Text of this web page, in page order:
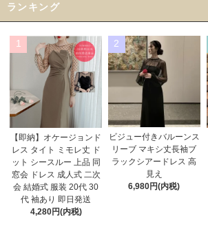
ランキング
1
【即納】オケージョンド
レス タイト ミモレ丈 ド
ット シースルー 上品 同
窓会 ドレス 成人式 二次
会 結婚式 服装 20代 30
代 袖あり 即日発送
4,280円(内税)
2
ビジュー付きバルーンス
リーブ マキシ丈長袖ブ
ラックシアードレス 高
見え
6,980円(内税)